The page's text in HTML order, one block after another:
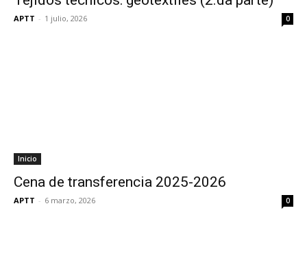
APTT - 1 julio, 2026 0
Inicio
Cena de transferencia 2025-2026
APTT - 6 marzo, 2026 0